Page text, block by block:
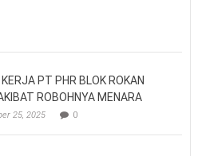
PT PHR BLOK ROKAN
ROBOHNYA MENARA
25, 2025 0